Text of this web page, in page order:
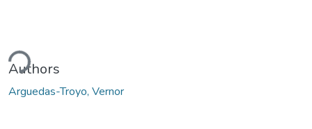
Authors
Arguedas-Troyo, Vernor